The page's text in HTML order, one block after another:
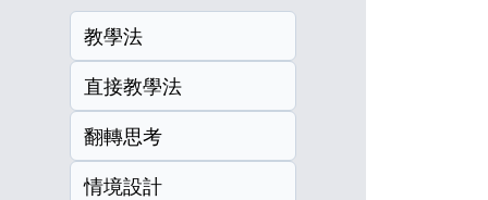
教學法
直接教學法
翻轉思考
情境設計